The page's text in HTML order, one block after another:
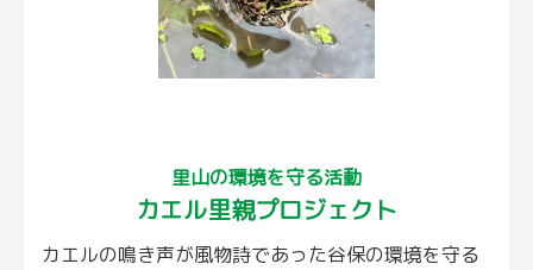
里山の環境を守る活動
カエル里親プロジェクト
カエルの鳴き声が風物詩であった谷保の環境を守る